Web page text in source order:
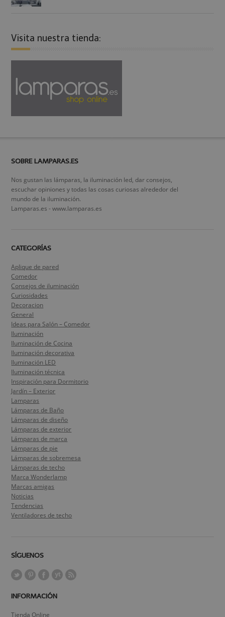
Visita nuestra tienda:
SOBRE LAMPARAS.ES
Nos gustan las lámparas, la iluminación led, dar consejos,
escuchar opiniones y todas las cosas curiosas alrededor del
mundo de la iluminación.
Lamparas.es - www.lamparas.es
CATEGORÍAS
Aplique de pared
Comedor
Consejos de iluminación
Curiosidades
Decoracion
General
Ideas para Salón – Comedor
Iluminación
Iluminación de Cocina
Iluminación decorativa
Iluminación LED
Iluminación técnica
Inspiración para Dormitorio
Jardín – Exterior
Lamparas
Lámparas de Baño
Lámparas de diseño
Lámparas de exterior
Lámparas de marca
Lámparas de pie
Lámparas de sobremesa
Lámparas de techo
Marca Wonderlamp
Marcas amigas
Noticias
Tendencias
Ventiladores de techo
SÍGUENOS
INFORMACIÓN
Tienda Online